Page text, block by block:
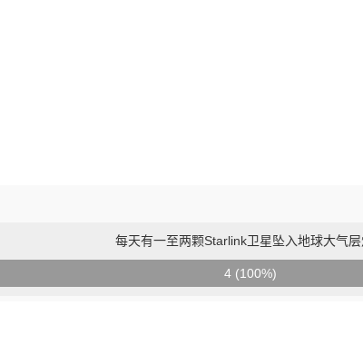
每天有一至两颗Starlink卫星坠入地球大气
4 (100%)